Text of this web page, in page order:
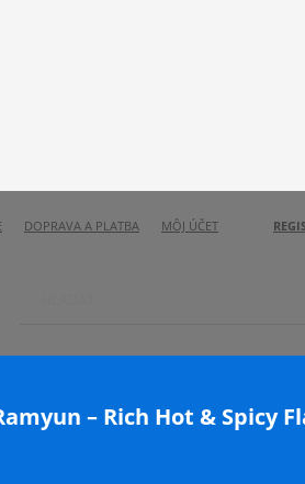
DOPRAVA A PLATBA MÔJ ÚČET
– Rich Hot & Spicy